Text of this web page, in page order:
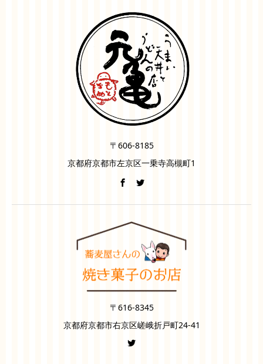
〒606-8185
京都府京都市左京区一乗寺高槻町1
〒616-8345
京都府京都市右京区嵯峨折戸町24-41